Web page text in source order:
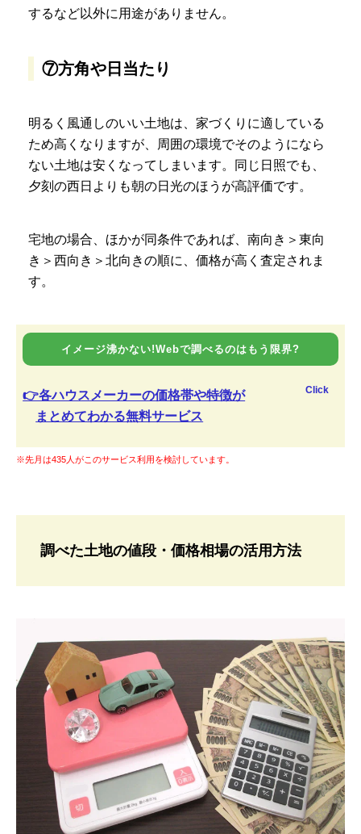
するなど以外に用途がありません。
⑦方角や日当たり
明るく風通しのいい土地は、家づくりに適している
ため高くなりますが、周囲の環境でそのようになら
ない土地は安くなってしまいます。同じ日照でも、
夕刻の西日よりも朝の日光のほうが高評価です。
宅地の場合、ほかが同条件であれば、南向き＞東向
き＞西向き＞北向きの順に、価格が高く査定されま
す。
イメージ沸かない!Webで調べるのはもう限界?
👉各ハウスメーカーの価格帯や特徴が
まとめてわかる無料サービス
Click
※先月は435人がこのサービス利用を検討しています。
調べた土地の値段・価格相場の活用方法